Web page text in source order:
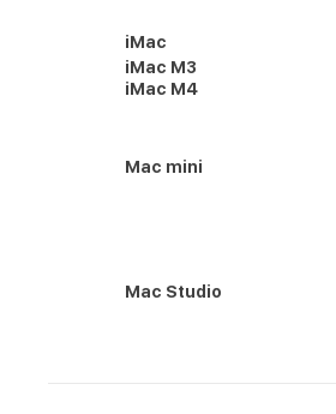
iMac
iMac M3
iMac M4
Mac mini
Mac Studio